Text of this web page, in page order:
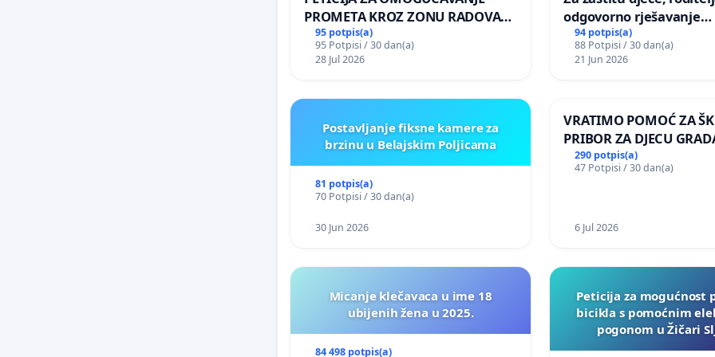
PROMETA KROZ ZONU RADOVA
ZA STANOVNIKE Mjesnog odbora
Kamensko i Lemić Brdo
95 potpis(a)
95 Potpisi / 30 dan(a)
28 Jul 2026
odgovorno rješavanje
maloljetničkog nasilja
94 potpis(a)
88 Potpisi / 30 dan(a)
21 Jun 2026
Postavljanje fiksne kamere za
brzinu u Belajskim Poljicama
81 potpis(a)
70 Potpisi / 30 dan(a)
30 Jun 2026
VRATIMO POMOĆ ZA
PRIBOR ZA DJECU
290 potpis(a)
47 Potpisi / 30 dan(a)
6 Jul 2026
Micanje klečavaca u ime 18
ubijenih žena u 2025.
84 498 potpis(a)
Peticija za mogućnost
bicikla s pomoćnim
pogonom u Žičari